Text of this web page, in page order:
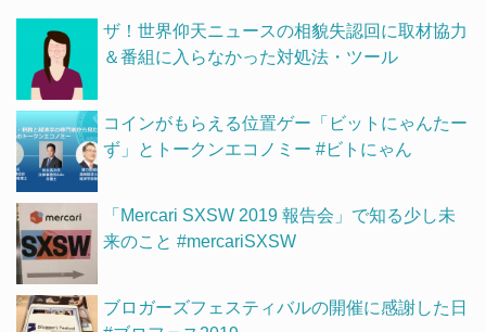
ザ！世界仰天ニュースの相貌失認回に取材協力
＆番組に入らなかった対処法・ツール
コインがもらえる位置ゲー「ビットにゃんたー
ず」とトークンエコノミー #ビトにゃん
「Mercari SXSW 2019 報告会」で知る少し未
来のこと #mercariSXSW
ブロガーズフェスティバルの開催に感謝した日